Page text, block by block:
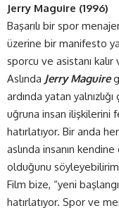
Jerry Maguire (1996)
Başarılı bir spor
üzerine bir manifesto
sporcu ve asistanı kalır
Aslında Jerry Maguire
ardında yatan
uğruna insan ilişkilerini
hatırlatıyor. Bir anda
aslında insanın
olduğunu
Film bize, “yeni
hatırlatıyor. Spor ve